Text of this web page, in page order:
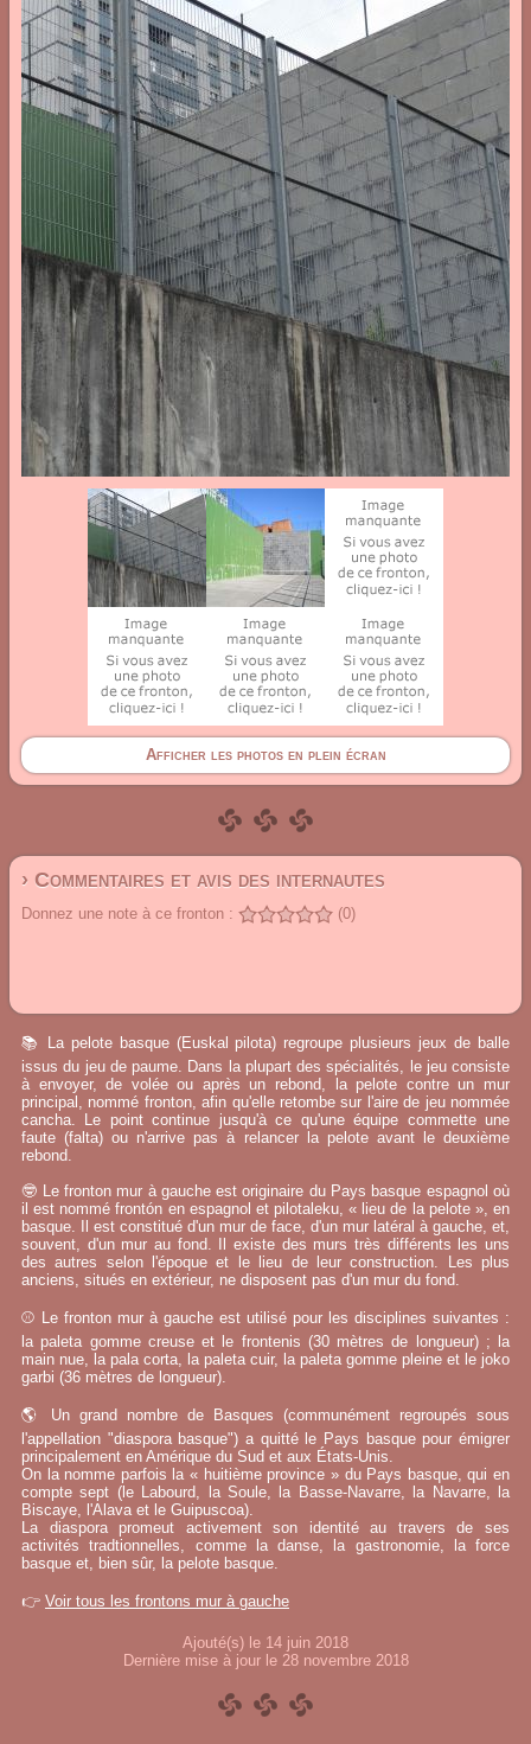
Afficher les photos en plein écran
› Commentaires et avis des internautes
Donnez une note à ce fronton : (0)
📚 La pelote basque (Euskal pilota) regroupe plusieurs jeux de balle
issus du jeu de paume. Dans la plupart des spécialités, le jeu consiste
à envoyer, de volée ou après un rebond, la pelote contre un mur
principal, nommé fronton, afin qu'elle retombe sur l'aire de jeu nommée
cancha. Le point continue jusqu'à ce qu'une équipe commette une
faute (falta) ou n'arrive pas à relancer la pelote avant le deuxième
rebond.
🤓 Le fronton mur à gauche est originaire du Pays basque espagnol où
il est nommé frontón en espagnol et pilotaleku, « lieu de la pelote », en
basque. Il est constitué d'un mur de face, d'un mur latéral à gauche, et,
souvent, d'un mur au fond. Il existe des murs très différents les uns
des autres selon l'époque et le lieu de leur construction. Les plus
anciens, situés en extérieur, ne disposent pas d'un mur du fond.
⚾ Le fronton mur à gauche est utilisé pour les disciplines suivantes :
la paleta gomme creuse et le frontenis (30 mètres de longueur) ; la
main nue, la pala corta, la paleta cuir, la paleta gomme pleine et le joko
garbi (36 mètres de longueur).
🌎 Un grand nombre de Basques (communément regroupés sous
l'appellation "diaspora basque") a quitté le Pays basque pour émigrer
principalement en Amérique du Sud et aux États-Unis.
On la nomme parfois la « huitième province » du Pays basque, qui en
compte sept (le Labourd, la Soule, la Basse-Navarre, la Navarre, la
Biscaye, l'Alava et le Guipuscoa).
La diaspora promeut activement son identité au travers de ses
activités tradtionnelles, comme la danse, la gastronomie, la force
basque et, bien sûr, la pelote basque.
👉 Voir tous les frontons mur à gauche
Ajouté(s) le 14 juin 2018
Dernière mise à jour le 28 novembre 2018